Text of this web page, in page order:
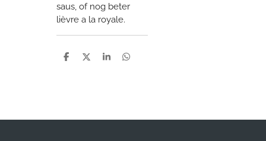
saus, of nog beter
lièvre a la royale.
D
D
S
D